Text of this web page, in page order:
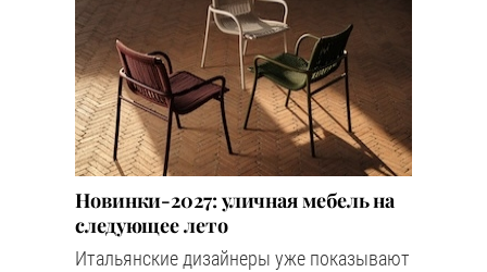
Новинки-2027: уличная мебель на
следующее лето
Итальянские дизайнеры уже показывают